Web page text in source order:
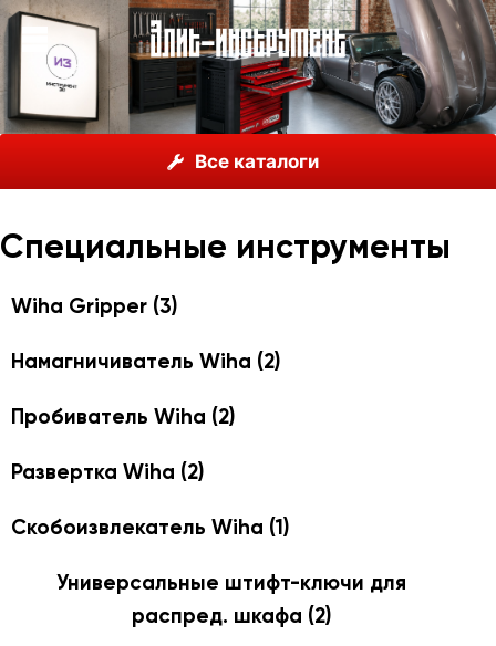
Все каталоги
Инструмент Wiha, Германия
Специальные инструменты
Специальные инструменты
Wiha Gripper (3)
Намагничиватель Wiha (2)
Пробиватель Wiha (2)
Развертка Wiha (2)
Скобоизвлекатель Wiha (1)
Универсальные штифт-ключи для
распред. шкафа (2)